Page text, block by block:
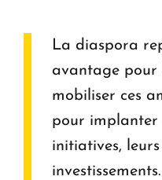
La diaspora
avantage pour
mobiliser ces
pour implanter
initiatives,